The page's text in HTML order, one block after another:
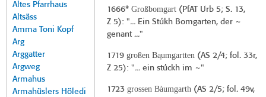
Altes Pfarrhaus
Altsäss
Amma Toni Kopf
Arg
Arggatter
Argweg
Armahus
Armahüslers Höledi
1666* Großbomgart( PfAT Urb 5; S. 13,
Z 5): "... Ein Stúkh Bomgarten, der ~
genant ..."
1719 großen Ba̞umgartten(AS 2/4; fol. 33r,
Z 25): "... ein stúckh im ~"
1723 grossen Bàumgarth(AS 2/5; fol. 49v,